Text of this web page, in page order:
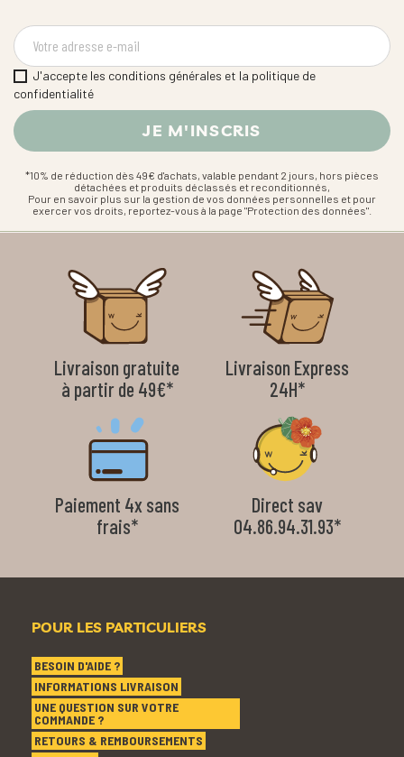
J'accepte les conditions générales et la politique de
confidentialité
*10% de réduction dès 49€ d'achats, valable pendant 2 jours, hors pièces
détachées et produits déclassés et reconditionnés,
Pour en savoir plus sur la gestion de vos données personnelles et pour
exercer vos droits, reportez-vous à la page "Protection des données".
Livraison gratuite
à partir de 49€*
Livraison Express
24H*
Paiement 4x sans
frais*
Direct sav
04.86.94.31.93*
POUR LES PARTICULIERS
BESOIN D'AIDE ?
INFORMATIONS LIVRAISON
UNE QUESTION SUR VOTRE
COMMANDE ?
RETOURS & REMBOURSEMENTS